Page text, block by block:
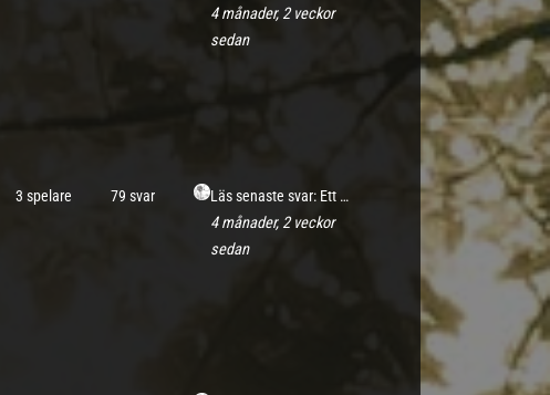
4 månader, 2 veckor
sedan
3 spelare 79 svar
Läs senaste svar: Ett möte utan likar
4 månader, 2 veckor
sedan